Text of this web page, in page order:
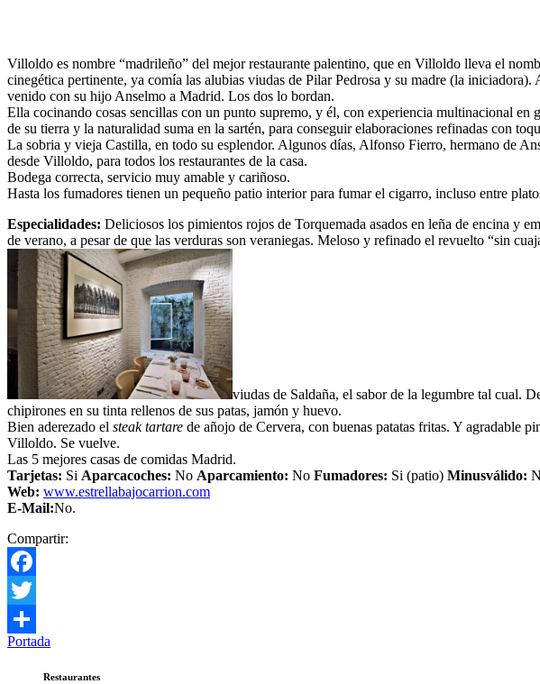
Villoldo es nombre “madrileño” del mejor restaurante palentino, que en Villoldo lleva el
cinegética pertinente, ya comía las alubias viudas de Pilar Pedrosa y su madre (la
venido con su hijo Anselmo a Madrid. Los dos lo bordan.
Ella cocinando cosas sencillas con un punto supremo, y él, con experiencia multinacional
de su tierra y la naturalidad suma en la sartén, para conseguir elaboraciones refinadas con
La sobria y vieja Castilla, en todo su esplendor. Algunos días, Alfonso Fierro, hermano de
desde Villoldo, para todos los restaurantes de la casa.
Bodega correcta, servicio muy amable y cariñoso.
Hasta los fumadores tienen un pequeño patio interior para fumar el cigarro, incluso entre
Especialidades: Deliciosos los pimientos rojos de Torquemada asados en leña de encina y
de verano, a pesar de que las verduras son veraniegas. Meloso y refinado el revuelto “sin
viudas de Saldaña, el sabor de la legumbre tal cual.
chipirones en su tinta rellenos de sus patas, jamón y huevo.
Bien aderezado el steak tartare de añojo de Cervera, con buenas patatas fritas. Y agradable
Villoldo. Se vuelve.
Las 5 mejores casas de comidas Madrid.
Tarjetas: Si Aparcacoches: No Aparcamiento: No Fumadores: Si (patio) Minusválido:
Web: www.estrellabajocarrion.com
E-Mail:No.
Compartir:
Facebook
Twitter
Compartir
Portada
Restaurantes